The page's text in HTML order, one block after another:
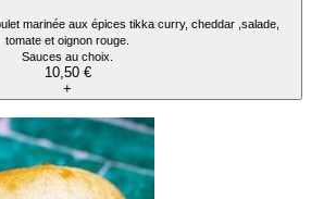
marinée aux épices tikka curry, cheddar ,salade,
tomate et oignon rouge.
Sauces au choix.
10,50 €
+